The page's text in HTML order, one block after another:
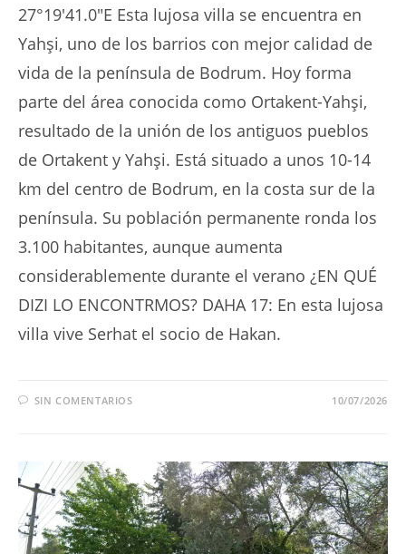
27°19'41.0"E Esta lujosa villa se encuentra en
Yahşi, uno de los barrios con mejor calidad de
vida de la península de Bodrum. Hoy forma
parte del área conocida como Ortakent-Yahşi,
resultado de la unión de los antiguos pueblos
de Ortakent y Yahşi. Está situado a unos 10-14
km del centro de Bodrum, en la costa sur de la
península. Su población permanente ronda los
3.100 habitantes, aunque aumenta
considerablemente durante el verano ¿EN QUÉ
DIZI LO ENCONTRMOS? DAHA 17: En esta lujosa
villa vive Serhat el socio de Hakan.
SIN COMENTARIOS 10/07/2026